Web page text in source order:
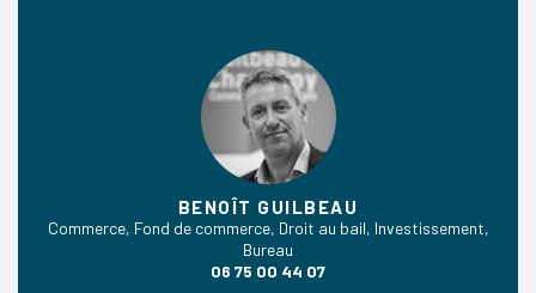
BENOÎT GUILBEAU
Commerce, Fond de commerce, Droit au bail, Investissement,
Bureau
06 75 00 44 07